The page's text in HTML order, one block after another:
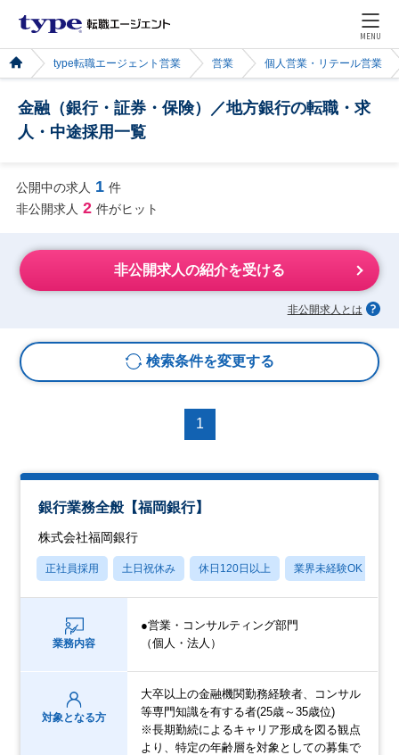
MENU
type転職エージェント営業 営業 個人営業・リテール営業
金融（銀行・証券・保険）／地方銀行の転職・求
人・中途採用一覧
公開中の求人 1 件
非公開求人 2 件がヒット
非公開求人の紹介を受ける
非公開求人とは
検索条件を変更する
1
銀行業務全般【福岡銀行】
株式会社福岡銀行
正社員採用 土日祝休み 休日120日以上 業界未経験OK
業務内容
●営業・コンサルティング部門
（個人・法人）
対象となる方
大卒以上の金融機関勤務経験者、コンサル
等専門知識を有する者(25歳～35歳位)
※長期勤続によるキャリア形成を図る観点
より、特定の年齢層を対象としての募集で